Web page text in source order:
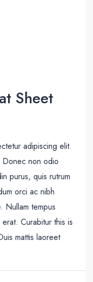
Sheet
adipiscing elit.
Donec non odio
purus, quis rutrum
orci ac nibh
Nullam tempus
Curabitur this is
mattis laoreet